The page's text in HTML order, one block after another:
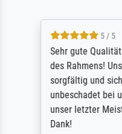
5 / 5
Sehr gute
des Rahmens!
sorgfältig und
unbeschadet bei
unser letzter
Dank!